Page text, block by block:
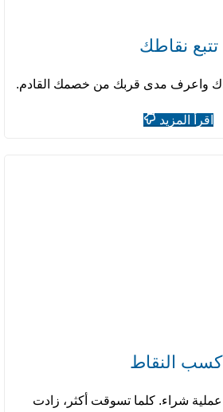
تتبع نقاطك
واعرف مدى قربك من خصمك القادم.
اقرأ المزيد
النقاط
شراء. كلما تسوقت أكثر، زادت